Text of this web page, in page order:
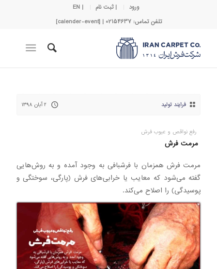
ورود | ثبت نام
| EN
تلفن تماس: 02154637 | [calender-event]
فرایند تولید ۲ آبان ۱۳۹۸
رفع نواقص و عیوب فرش
مرمت فرش
مرمت فرش همزمان با فرشبافی به وجود آمده و به روش‌هایی
گفته می‌شود که معایب یا خرابی‌های فرش (پارگی، سوختگی و
پوسیدگی) را اصلاح می‌کند.